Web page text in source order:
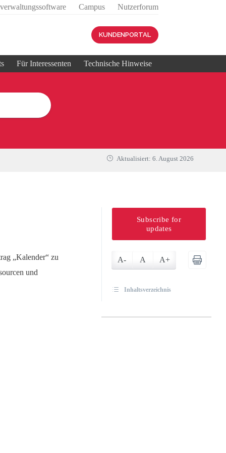
Campus Nutzerforum
KUNDENPORTAL
Für Interessenten Technische Hinweise
Aktualisiert: 6. August 2026
„Kalender“ zu
und
Subscribe for
updates
A- A A+
Inhaltsverzeichnis